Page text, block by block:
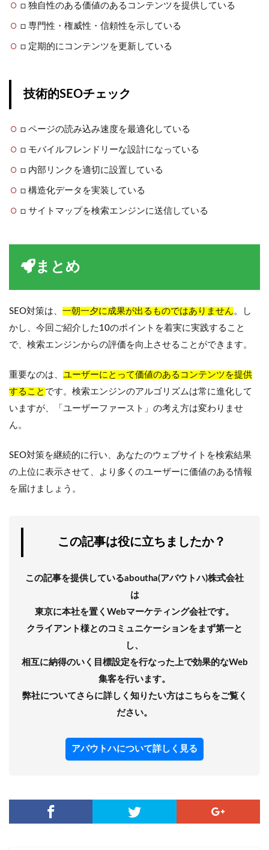
□ 独自性のある価値のあるコンテンツを提供している
□ 専門性・権威性・信頼性を示している
□ 定期的にコンテンツを更新している
技術的SEOチェック
□ ページの読み込み速度を最適化している
□ モバイルフレンドリーな設計になっている
□ 内部リンクを適切に設置している
□ 構造化データを実装している
□ サイトマップを検索エンジンに送信している
まとめ
SEO対策は、 一朝一夕に成果が出るものではありません 。し
かし、今回ご紹介した10のポイントを着実に実践すること
で、検索エンジンからの評価を向上させることができます。
重要なのは、 ユーザーにとって価値のあるコンテンツを提供
すること です。検索エンジンのアルゴリズムは常に進化して
いますが、「ユーザーファースト」の考え方は変わりませ
ん。
SEO対策を継続的に行い、あなたのウェブサイトを検索結果
の上位に表示させて、より多くのユーザーに価値のある情報
を届けましょう。
この記事は役に立ちましたか？
この記事を提供しているaboutha(アバウトハ)株式会社
は
東京に本社を置くWebマーケティング会社です。
クライアント様とのコミュニケーションをまず第一と
し、
相互に納得のいく目標設定を行なった上で効果的なWeb
集客を行います。
弊社についてさらに詳しく知りたい方はこちらをご覧く
ださい。
アバウトハについて詳しく見る